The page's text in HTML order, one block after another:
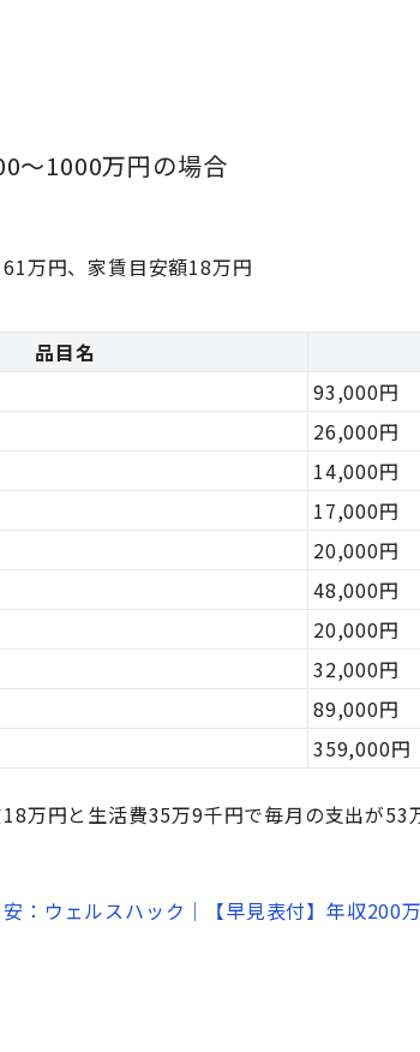
〜1000万円の場合
万円、家賃目安額18万円
品目名
93,000円
26,000円
14,000円
17,000円
20,000円
48,000円
20,000円
32,000円
89,000円
359,000円
万円と生活費35万9千円で毎月の支出が
：ウェルスハック｜【早見表付】年収200